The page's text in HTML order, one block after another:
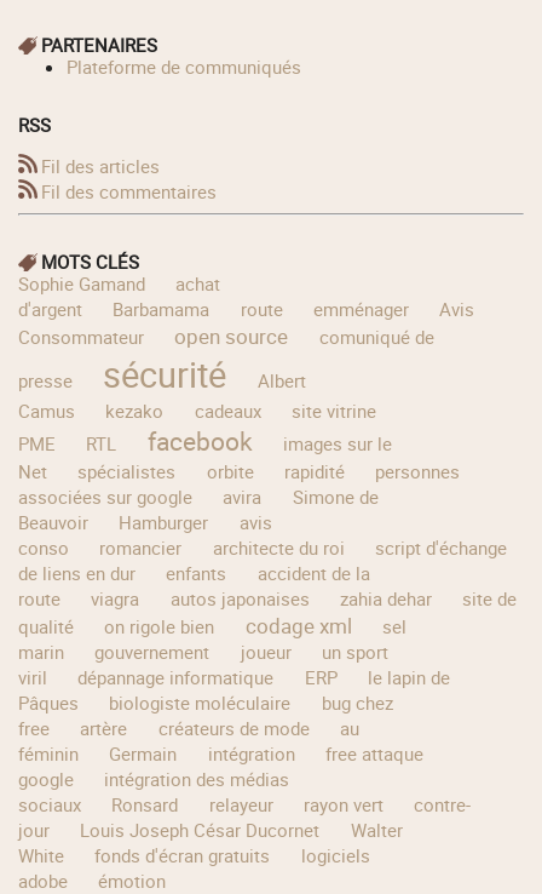
PARTENAIRES
Plateforme de communiqués
RSS
Fil des articles
Fil des commentaires
MOTS CLÉS
Sophie Gamand
achat
d'argent
Barbamama route emménager
Avis
Consommateur
open source
comuniqué de
presse
sécurité
Albert
Camus
kezako cadeaux
site vitrine
PME
RTL facebook
images sur le
Net
spécialistes orbite rapidité
personnes
associées sur google
avira
Simone de
Beauvoir
Hamburger
avis
conso
romancier architecte du roi
script d'échange
de liens en dur
enfants
accident de la
route
viagra autos japonaises zahia dehar
site de
qualité
on rigole bien codage xml
sel
marin
gouvernement joueur
un sport
viril
dépannage informatique ERP
le lapin de
Pâques
biologiste moléculaire
bug chez
free
artère créateurs de mode
au
féminin
Germain intégration
free attaque
google
intégration des médias
sociaux
Ronsard relayeur rayon vert
contre-
jour
Louis Joseph César Ducornet
Walter
White
fonds d'écran gratuits
logiciels
adobe
émotion